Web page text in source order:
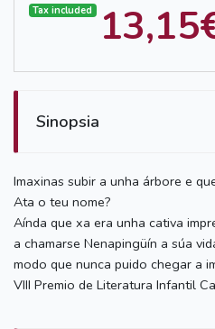
Tax included
Sinopsia
Imaxinas subir a unha árbore e
Ata o teu nome?
Aínda que xa era unha cativa
a chamarse Nenapingüín a súa
modo que nunca puido chegar a
VIII Premio de Literatura Infantil